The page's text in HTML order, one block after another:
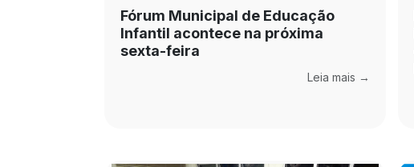
Fórum Municipal de Educação
Infantil acontece na próxima
sexta-feira
Leia mais →